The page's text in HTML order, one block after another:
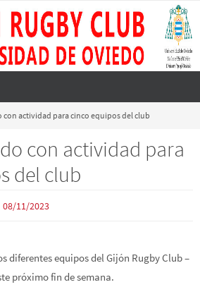
con actividad para cinco equipos del club
con actividad para
del club
08/11/2023
diferentes equipos del Gijón Rugby Club –
próximo fin de semana.